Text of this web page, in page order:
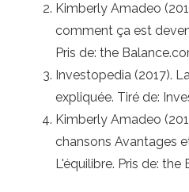
Kimberly Amadeo
comment ça est
Pris de: the
Investopedia (2017).
expliquée. Tiré de:
Kimberly Amadeo
chansons Avantages
L'équilibre. Pris de: the